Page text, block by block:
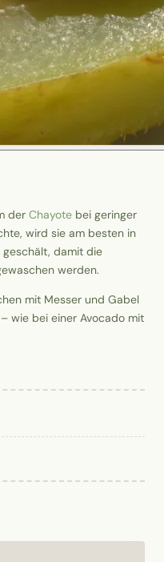
der Chayote bei geringer
wird sie am besten in
geschält, damit die
werden.
mit Messer und Gabel
wie bei einer Avocado mit